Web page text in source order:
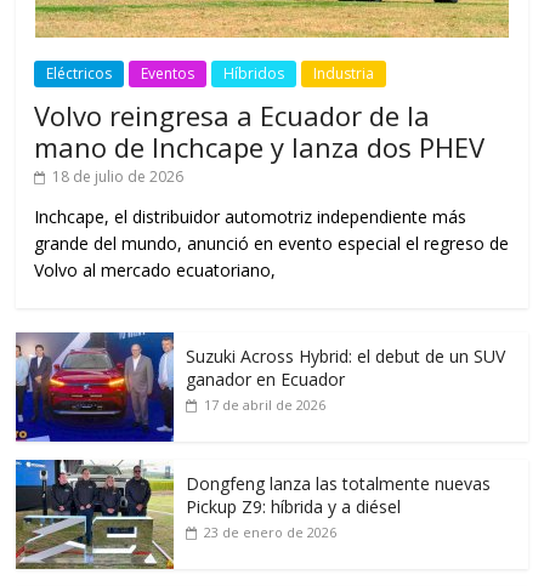
Eléctricos Eventos Híbridos Industria
Volvo reingresa a Ecuador de la
mano de Inchcape y lanza dos PHEV
18 de julio de 2026
Inchcape, el distribuidor automotriz independiente más
grande del mundo, anunció en evento especial el regreso de
Volvo al mercado ecuatoriano,
Suzuki Across Hybrid: el debut de un SUV
ganador en Ecuador
17 de abril de 2026
Dongfeng lanza las totalmente nuevas
Pickup Z9: híbrida y a diésel
23 de enero de 2026